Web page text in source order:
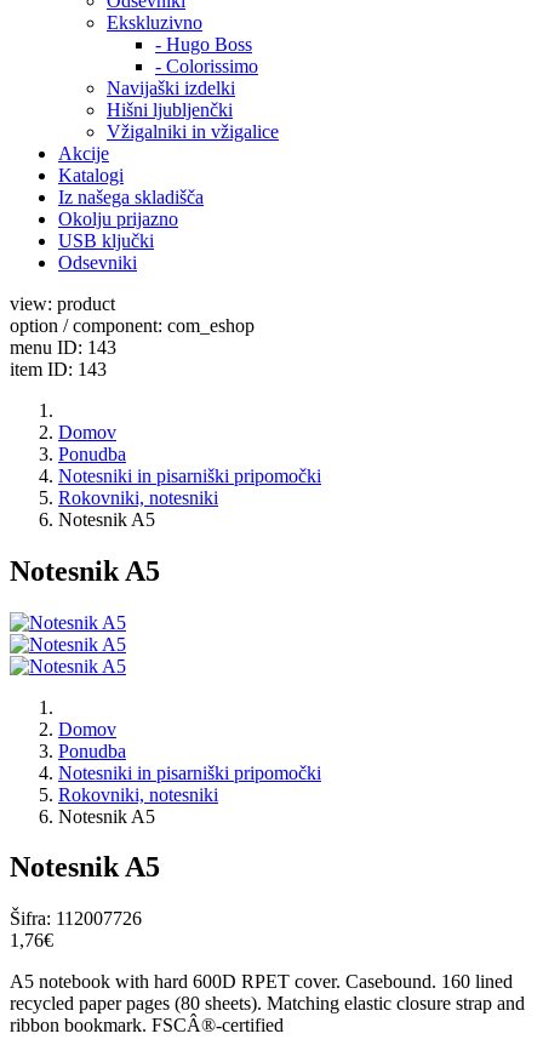
Ekskluzivno
- Hugo Boss
- Colorissimo
Navijaški izdelki
Hišni ljubljenčki
Vžigalniki in vžigalice
Akcije
Katalogi
Iz našega skladišča
Okolju prijazno
USB ključki
Odsevniki
view: product
option / component: com_eshop
menu ID: 143
item ID: 143
Domov
Ponudba
Notesniki in pisarniški pripomočki
Rokovniki, notesniki
Notesnik A5
Notesnik A5
Domov
Ponudba
Notesniki in pisarniški pripomočki
Rokovniki, notesniki
Notesnik A5
Notesnik A5
Šifra: 112007726
1,76‎€
A5 notebook with hard 600D RPET cover. Casebound. 160 lined
recycled paper pages (80 sheets). Matching elastic closure strap and
ribbon bookmark. FSCÂ®-certified